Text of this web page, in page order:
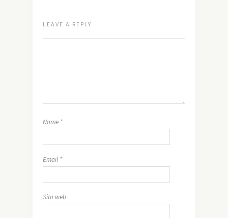
LEAVE A REPLY
Nome *
Email *
Sito web